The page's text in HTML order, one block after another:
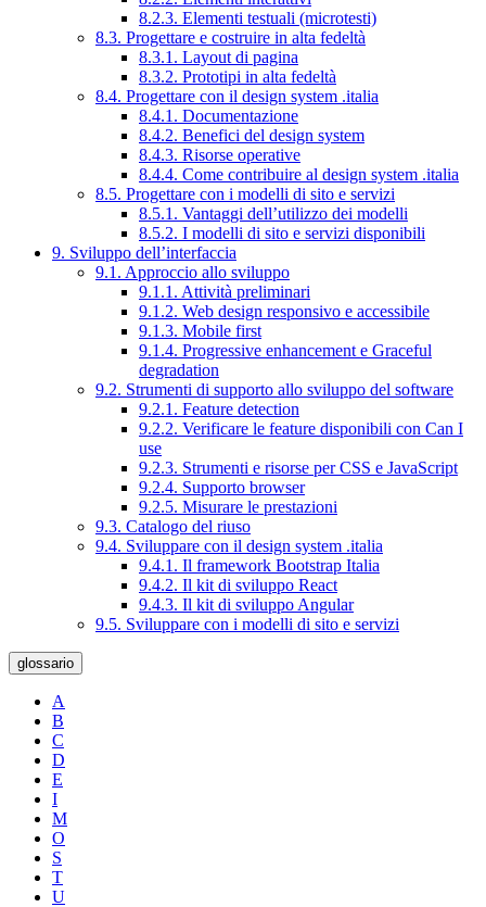
8.2.3. Elementi testuali (microtesti)
8.3. Progettare e costruire in alta fedeltà
8.3.1. Layout di pagina
8.3.2. Prototipi in alta fedeltà
8.4. Progettare con il design system .italia
8.4.1. Documentazione
8.4.2. Benefici del design system
8.4.3. Risorse operative
8.4.4. Come contribuire al design system .italia
8.5. Progettare con i modelli di sito e servizi
8.5.1. Vantaggi dell’utilizzo dei modelli
8.5.2. I modelli di sito e servizi disponibili
9. Sviluppo dell’interfaccia
9.1. Approccio allo sviluppo
9.1.1. Attività preliminari
9.1.2. Web design responsivo e accessibile
9.1.3. Mobile first
9.1.4. Progressive enhancement e Graceful
degradation
9.2. Strumenti di supporto allo sviluppo del software
9.2.1. Feature detection
9.2.2. Verificare le feature disponibili con Can I
use
9.2.3. Strumenti e risorse per CSS e JavaScript
9.2.4. Supporto browser
9.2.5. Misurare le prestazioni
9.3. Catalogo del riuso
9.4. Sviluppare con il design system .italia
9.4.1. Il framework Bootstrap Italia
9.4.2. Il kit di sviluppo React
9.4.3. Il kit di sviluppo Angular
9.5. Sviluppare con i modelli di sito e servizi
glossario
A
B
C
D
E
I
M
O
S
T
U